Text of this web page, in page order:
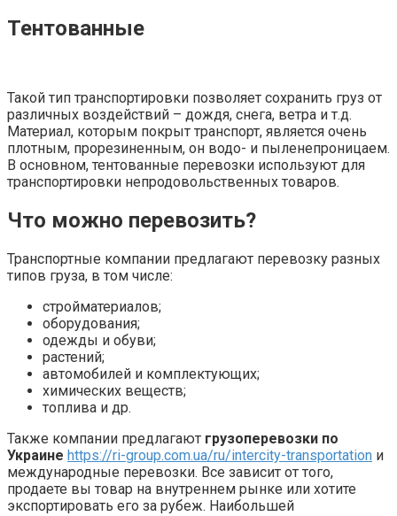
Тентованные
Такой тип транспортировки позволяет сохранить груз от
различных воздействий – дождя, снега, ветра и т.д.
Материал, которым покрыт транспорт, является очень
плотным, прорезиненным, он водо- и пыленепроницаем.
В основном, тентованные перевозки используют для
транспортировки непродовольственных товаров.
Что можно перевозить?
Транспортные компании предлагают перевозку разных
типов груза, в том числе:
стройматериалов;
оборудования;
одежды и обуви;
растений;
автомобилей и комплектующих;
химических веществ;
топлива и др.
Также компании предлагают грузоперевозки по
Украине https://ri-group.com.ua/ru/intercity-transportation и
международные перевозки. Все зависит от того,
продаете вы товар на внутреннем рынке или хотите
экспортировать его за рубеж. Наибольшей